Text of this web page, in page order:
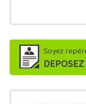
Soyez